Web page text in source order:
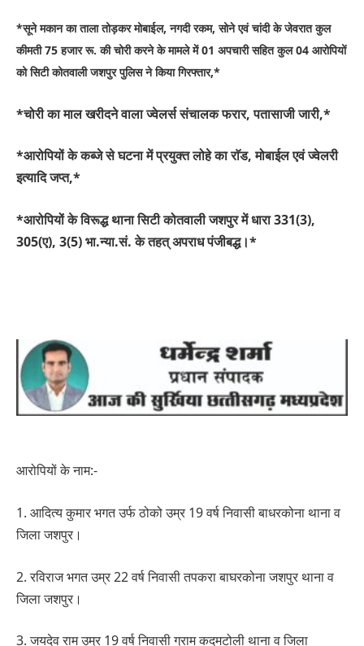
*सूने मकान का ताला तोड़कर मोबाईल, नगदी रकम, सोने एवं चांदी के जेवरात कुल
कीमती 75 हजार रू. की चोरी करने के मामले में 01 अपचारी सहित कुल 04 आरोपियों
को सिटी कोतवाली जशपुर पुलिस ने किया गिरफ्तार,*
*चोरी का माल खरीदने वाला ज्वेलर्स संचालक फरार, पतासाजी जारी,*
*आरोपियों के कब्जे से घटना में प्रयुक्त लोहे का राॅड, मोबाईल एवं ज्वेलरी
इत्यादि जप्त,*
*आरोपियों के विरूद्ध थाना सिटी कोतवाली जशपुर में धारा 331(3),
305(ए), 3(5) भा.न्या.सं. के तहत् अपराध पंजीबद्ध।*
आरोपियों के नाम:-
1. आदित्य कुमार भगत उर्फ ठोको उम्र 19 वर्ष निवासी बाधरकोना थाना व
जिला जशपुर।
2. रविराज भगत उम्र 22 वर्ष निवासी तपकरा बाघरकोना जशपुर थाना व
जिला जशपुर।
3. जयदेव राम उम्र 19 वर्ष निवासी ग्राम कदमटोली थाना व जिला